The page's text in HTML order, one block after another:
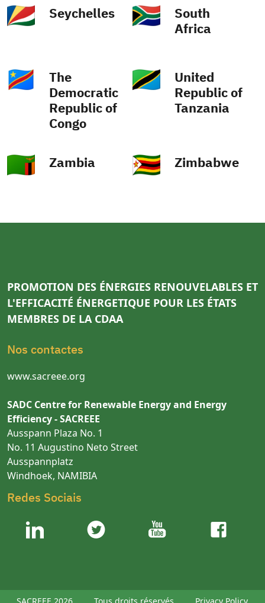
Seychelles
South
Africa
The
Democratic
Republic of
Congo
United
Republic of
Tanzania
Zambia Zimbabwe
PROMOTION DES ÉNERGIES RENOUVELABLES ET
L'EFFICACITÉ ÉNERGETIQUE POUR LES ÉTATS
MEMBRES DE LA CDAA
Nos contactes
www.sacreee.org
SADC Centre for Renewable Energy and Energy
Efficiency - SACREEE
Ausspann Plaza No. 1
No. 11 Augustino Neto Street
Ausspannplatz
Windhoek, NAMIBIA
Redes Sociais